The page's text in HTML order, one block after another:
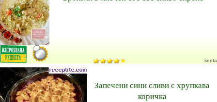
senta
Запечени сини сливи с хрупкава
коричка